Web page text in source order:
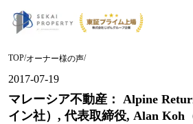
TOP/オーナー様の声/
2017-07-19
マレーシア不動産： Alpine
イン社）, 代表取締役, Alan Koh